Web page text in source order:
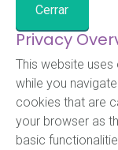
Cerrar
Privacy
This website
while you
cookies that are
your browser as
basic